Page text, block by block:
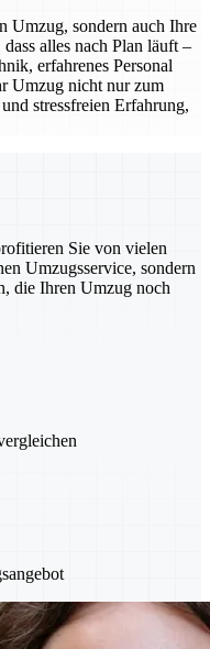
Umzug, sondern auch Ihre
alles nach Plan läuft –
erfahrenes Personal
Umzug nicht nur zum
stressfreien Erfahrung,
Sie von vielen
Umzugsservice, sondern
die Ihren Umzug noch